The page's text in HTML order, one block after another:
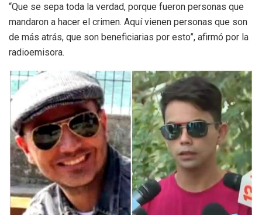
“Que se sepa toda la verdad, porque fueron personas que
mandaron a hacer el crimen. Aquí vienen personas que son
de más atrás, que son beneficiarias por esto”, afirmó por la
radioemisora.